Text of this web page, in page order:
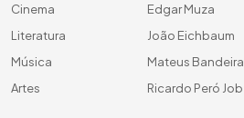
Cinema
Literatura
Música
Artes
Edgar Muza
João Eichbaum
Mateus Bandeira
Ricardo Peró Job